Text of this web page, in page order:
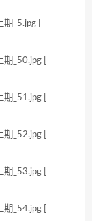
_5.jpg [
_50.jpg [
_51.jpg [
_52.jpg [
_53.jpg [
_54.jpg [